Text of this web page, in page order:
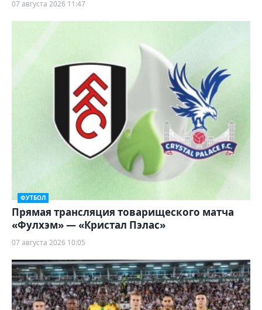
07 августа 2026 11:47
ФУТБОЛ
Прямая трансляция товарищеского матча
«Фулхэм» — «Кристал Пэлас»
07 августа 2026 10:05